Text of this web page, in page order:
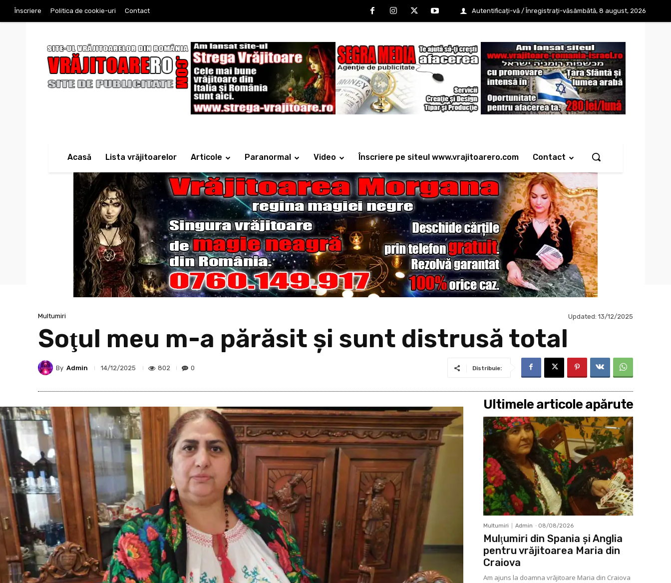
sâmbătă, 8 august, 2026
Înscriere Politica de cookie-uri Contact Autentificați-vă / Înregistrați-vă
Acasă Lista vrăjitoarelor Articole Paranormal Video Înscriere pe siteul www.vrajitoarero.com Contact
Multumiri Updated: 13/12/2025
Soţul meu m-a părăsit şi sunt distrusă total
By Admin 14/12/2025 802 0 Distribuie:
Ultimele articole apărute
Multumiri Admin - 08/08/2026
Mulţumiri din Spania şi Anglia
pentru vrăjitoarea Maria din
Craiova
Am ajuns la doamna vrăjitoare Maria din Craiova